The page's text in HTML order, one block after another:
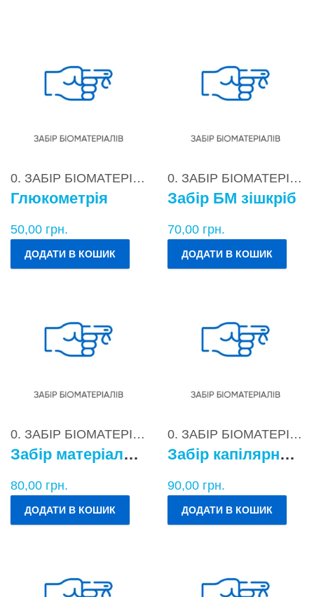
0. ЗАБІР БІОМАТЕРІАЛІВ
Глюкометрія
50,00 грн.
ДОДАТИ В КОШИК
0. ЗАБІР БІОМАТЕРІАЛІВ
Забір БМ зішкріб
70,00 грн.
ДОДАТИ В КОШИК
0. ЗАБІР БІОМАТЕРІАЛІВ
Забір матеріалу для бактеріологічних досліджень
80,00 грн.
ДОДАТИ В КОШИК
0. ЗАБІР БІОМАТЕРІАЛІВ
Забір капілярної крові
90,00 грн.
ДОДАТИ В КОШИК